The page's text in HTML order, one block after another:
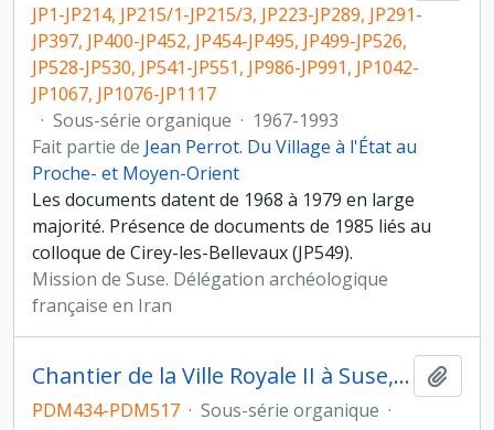
JP1-JP214, JP215/1-JP215/3, JP223-JP289, JP291-
JP397, JP400-JP452, JP454-JP495, JP499-JP526,
JP528-JP530, JP541-JP551, JP986-JP991, JP1042-
JP1067, JP1076-JP1117
· Sous-série organique · 1967-1993
Fait partie de Jean Perrot. Du Village à l'État au
Proche- et Moyen-Orient
Les documents datent de 1968 à 1979 en large
majorité. Présence de documents de 1985 liés au
colloque de Cirey-les-Bellevaux (JP549).
Mission de Suse. Délégation archéologique
française en Iran
Chantier de la Ville Royale II à Suse, Iran
PDM434-PDM517 · Sous-série organique ·